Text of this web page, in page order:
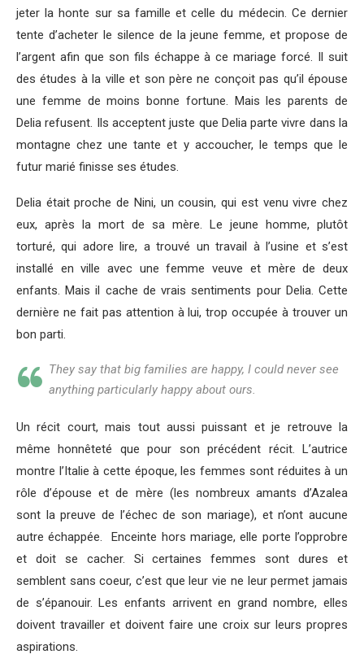
jeter la honte sur sa famille et celle du médecin. Ce dernier
tente d’acheter le silence de la jeune femme, et propose de
l’argent afin que son fils échappe à ce mariage forcé. Il suit
des études à la ville et son père ne conçoit pas qu’il épouse
une femme de moins bonne fortune. Mais les parents de
Delia refusent. Ils acceptent juste que Delia parte vivre dans la
montagne chez une tante et y accoucher, le temps que le
futur marié finisse ses études.
Delia était proche de Nini, un cousin, qui est venu vivre chez
eux, après la mort de sa mère. Le jeune homme, plutôt
torturé, qui adore lire, a trouvé un travail à l’usine et s’est
installé en ville avec une femme veuve et mère de deux
enfants. Mais il cache de vrais sentiments pour Delia. Cette
dernière ne fait pas attention à lui, trop occupée à trouver un
bon parti.
They say that big families are happy, I could never see
anything particularly happy about ours.
Un récit court, mais tout aussi puissant et je retrouve la
même honnêteté que pour son précédent récit. L’autrice
montre l’Italie à cette époque, les femmes sont réduites à un
rôle d’épouse et de mère (les nombreux amants d’Azalea
sont la preuve de l’échec de son mariage), et n’ont aucune
autre échappée. Enceinte hors mariage, elle porte l’opprobre
et doit se cacher. Si certaines femmes sont dures et
semblent sans coeur, c’est que leur vie ne leur permet jamais
de s’épanouir. Les enfants arrivent en grand nombre, elles
doivent travailler et doivent faire une croix sur leurs propres
aspirations.